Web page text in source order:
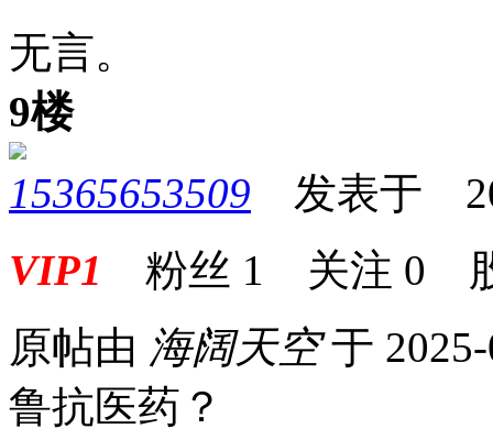
无言。
9楼
15365653509 发表于
VIP1 粉丝 1 关注 0
原帖由 海阔天空于
鲁抗医药？